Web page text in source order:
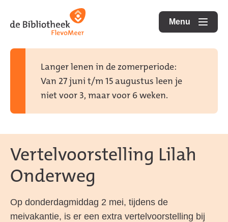
direct
direct
naar
Menu
openen
Langer lenen in de zomerperiode:
Van 27 juni t/m 15 augustus leen je
niet voor 3, maar voor 6 weken.
Vertelvoorstelling Lilah
Onderweg
Op donderdagmiddag 2 mei, tijdens de
meivakantie, is er een extra vertelvoorstelling bij